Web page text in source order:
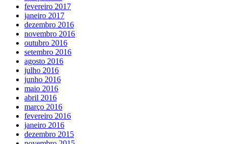
fevereiro 2017
janeiro 2017
dezembro 2016
novembro 2016
outubro 2016
setembro 2016
agosto 2016
julho 2016
junho 2016
maio 2016
abril 2016
março 2016
fevereiro 2016
janeiro 2016
dezembro 2015